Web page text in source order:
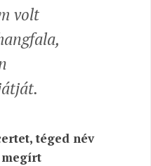
volt
téged név
megírt